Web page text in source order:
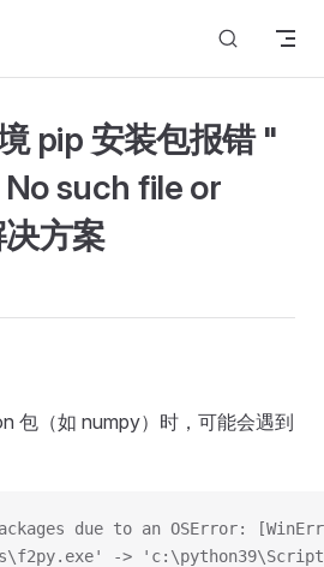
pip 安装包报错 "
such file or
方案
包（如 numpy）时，可能会遇到
due to an OSError:
->